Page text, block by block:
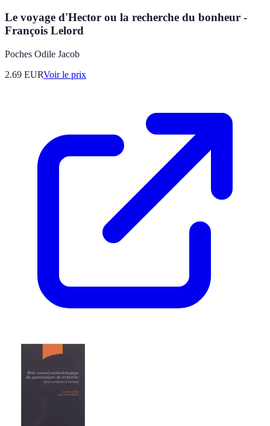
Le voyage d'Hector ou la recherche du bonheur -
François Lelord
Poches Odile Jacob
2.69 EURVoir le prix